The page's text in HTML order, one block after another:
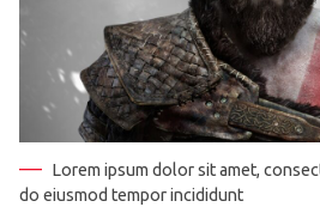
Lorem ipsum dolor sit amet,
do eiusmod tempor incididunt